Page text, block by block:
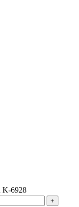
K-6928